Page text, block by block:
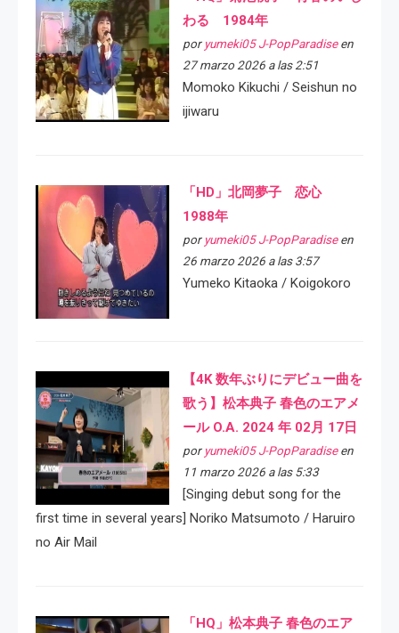
わる 1984年
por yumeki05 J-PopParadiseen
27 marzo 2026 a las 2:51
Momoko Kikuchi / Seishun no
ijiwaru
「HD」北岡夢子 恋心
1988年
por yumeki05 J-PopParadiseen
26 marzo 2026 a las 3:57
Yumeko Kitaoka / Koigokoro
【4K 数年ぶりにデビュー曲を
歌う】松本典子 春色のエアメ
ール O.A. 2024 年 02月 17日
por yumeki05 J-PopParadiseen
11 marzo 2026 a las 5:33
[Singing debut song for the
first time in several years] Noriko Matsumoto / Haruiro
no Air Mail
「HQ」松本典子 春色のエア